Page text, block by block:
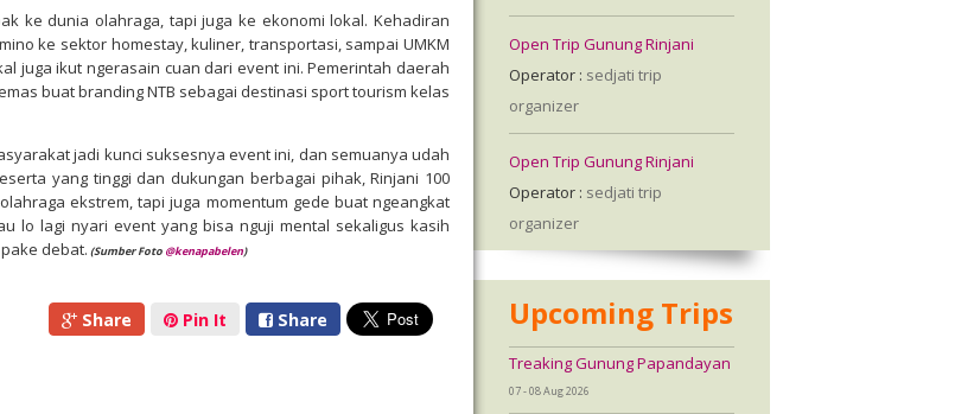
ke dunia olahraga, tapi juga ke ekonomi lokal. Kehadiran
ke sektor homestay, kuliner, transportasi, sampai UMKM
juga ikut ngerasain cuan dari event ini. Pemerintah daerah
buat branding NTB sebagai destinasi sport tourism kelas
jadi kunci suksesnya event ini, dan semuanya udah
yang tinggi dan dukungan berbagai pihak, Rinjani 100
ekstrem, tapi juga momentum gede buat ngeangkat
lo lagi nyari event yang bisa nguji mental sekaligus kasih
debat. (Sumber Foto @kenapabelen)
Share Pin It Share
Open Trip Gunung Rinjani
Operator : sedjati trip
organizer
Open Trip Gunung Rinjani
Operator : sedjati trip
organizer
Upcoming Trips
Treaking Gunung Papandayan
07 - 08 Aug 2026